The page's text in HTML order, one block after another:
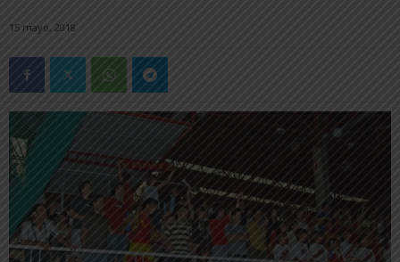
15 mayo, 2018